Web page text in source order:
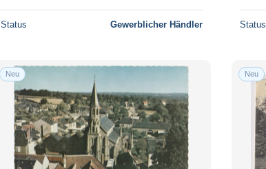
Status Gewerblicher Händler Status
Neu Neu